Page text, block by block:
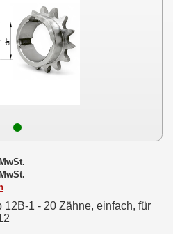
12B-1 - 20 Zähne, einfach, für